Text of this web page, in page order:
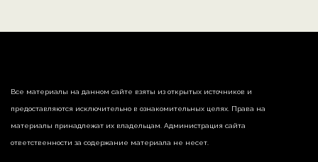
Все материалы на данном сайте взяты из открытых источников и
предоставляются исключительно в ознакомительных целях. Права на
материалы принадлежат их владельцам. Администрация сайта
ответственности за содержание материала не несет.